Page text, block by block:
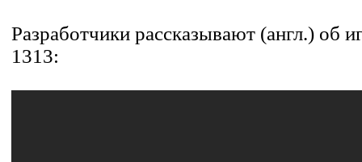
Разработчики рассказывают (англ.) об
1313: